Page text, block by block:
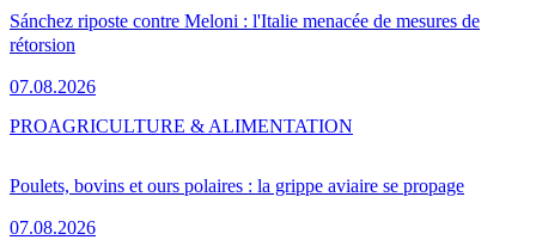
Sánchez riposte contre Meloni : l'Italie menacée de mesures de
rétorsion
07.08.2026
Poulets, bovins et ours polaires : la grippe aviaire se propage
07.08.2026
PROAGRICULTURE & ALIMENTATION